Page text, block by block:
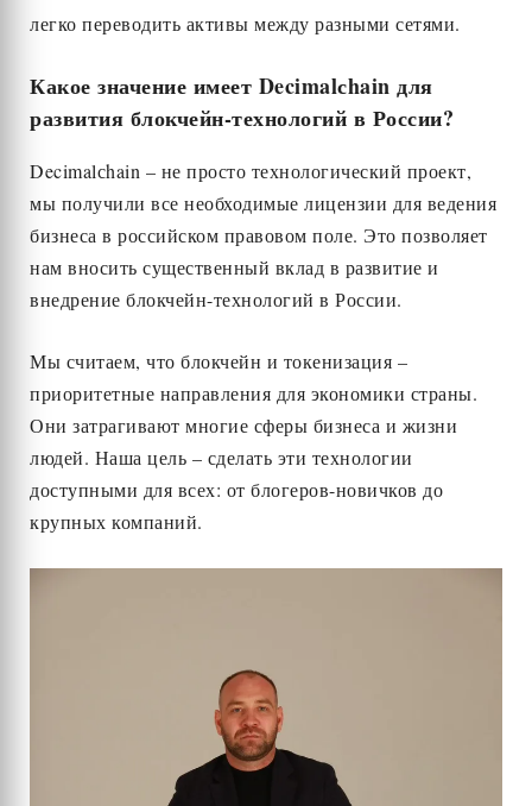
легко переводить активы между разными сетями.
Какое значение имеет Decimalсhain для
развития блокчейн-технологий в России?
Decimalсhain – не просто технологический проект,
мы получили все необходимые лицензии для ведения
бизнеса в российском правовом поле. Это позволяет
нам вносить существенный вклад в развитие и
внедрение блокчейн-технологий в России.
Мы считаем, что блокчейн и токенизация –
приоритетные направления для экономики страны.
Они затрагивают многие сферы бизнеса и жизни
людей. Наша цель – сделать эти технологии
доступными для всех: от блогеров-новичков до
крупных компаний.